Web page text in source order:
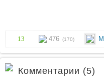
13 476 (170)
Комментарии (5)